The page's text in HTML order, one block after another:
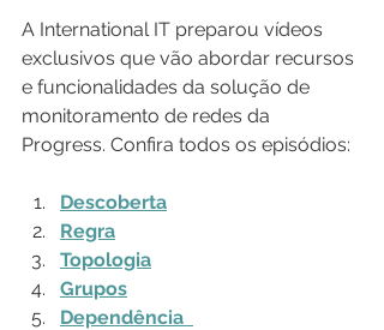
A International IT preparou vídeos
exclusivos que vão abordar recursos
e funcionalidades da solução de
monitoramento de redes da
Progress. Confira todos os episódios:
Descoberta
Regra
Topologia
Grupos
Dependência